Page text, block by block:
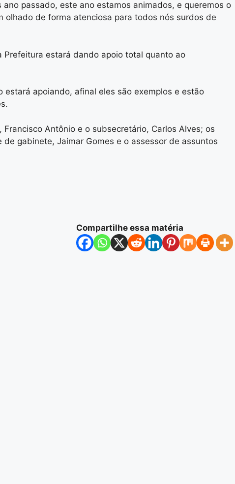
passado, este ano estamos animados, e queremos o
de forma atenciosa para todos nós surdos de
estará dando apoio total quanto ao
apoiando, afinal eles são exemplos e estão
Antônio e o subsecretário, Carlos Alves; os
gabinete, Jaimar Gomes e o assessor de assuntos
Compartilhe essa matéria